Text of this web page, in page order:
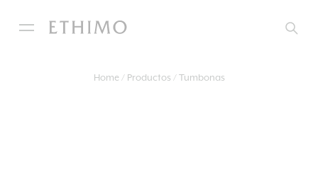
Home Productos Tumbonas